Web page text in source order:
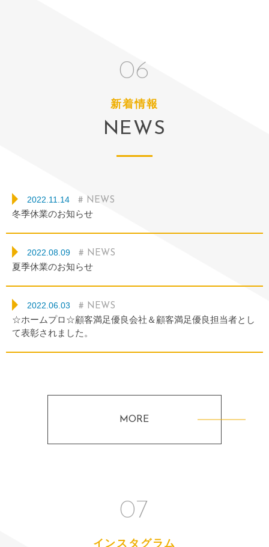
06
新着情報
NEWS
2022.11.14 # NEWS
冬季休業のお知らせ
2022.08.09 # NEWS
夏季休業のお知らせ
2022.06.03 # NEWS
☆ホームプロ☆顧客満足優良会社＆顧客満足優良担当者とし
て表彰されました。
MORE
07
インスタグラム